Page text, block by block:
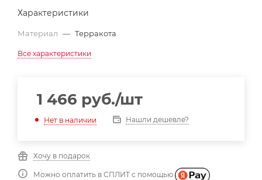
Характеристики
Материал — Терракота
Все характеристики
1 466 руб./шт
Нет в наличии Нашли дешевле?
Хочу в подарок
Можно оплатить в СПЛИТ с помощью